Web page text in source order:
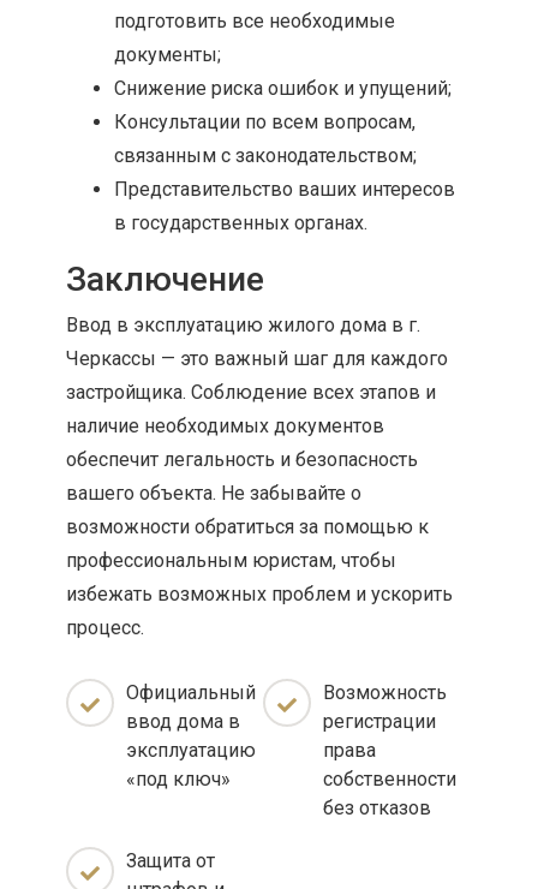
подготовить все необходимые
документы;
Снижение риска ошибок и упущений;
Консультации по всем вопросам,
связанным с законодательством;
Представительство ваших интересов
в государственных органах.
Заключение
Ввод в эксплуатацию жилого дома в г.
Черкассы — это важный шаг для каждого
застройщика. Соблюдение всех этапов и
наличие необходимых документов
обеспечит легальность и безопасность
вашего объекта. Не забывайте о
возможности обратиться за помощью к
профессиональным юристам, чтобы
избежать возможных проблем и ускорить
процесс.
Официальный
ввод дома в
эксплуатацию
«под ключ»
Возможность
регистрации
права
собственности
без отказов
Защита от